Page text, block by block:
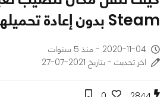
Steam بدون إعادة تحميلها.
2020-11-04 - منذ 5 سنوات
اخر تحديث - بتاريخ 2021-07-27